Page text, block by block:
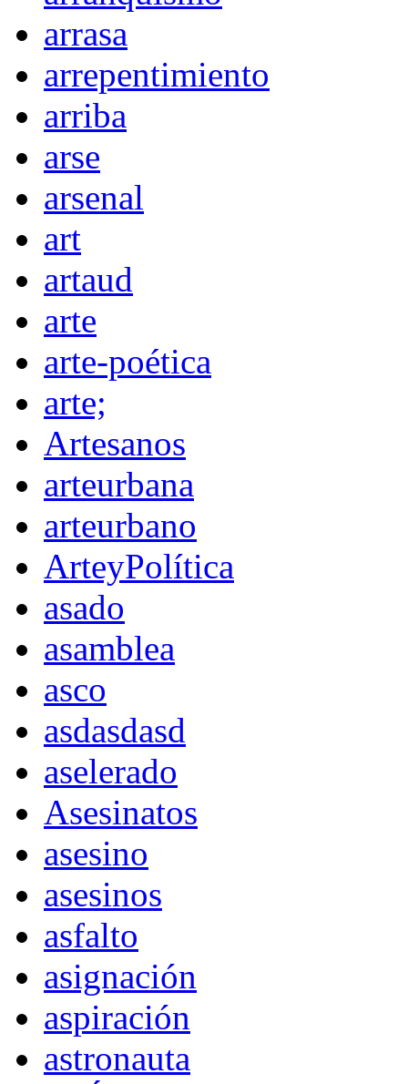
arrasa
arrepentimiento
arriba
arse
arsenal
art
artaud
arte
arte-poética
arte;
Artesanos
arteurbana
arteurbano
ArteyPolítica
asado
asamblea
asco
asdasdasd
aselerado
Asesinatos
asesino
asesinos
asfalto
asignación
aspiración
astronauta